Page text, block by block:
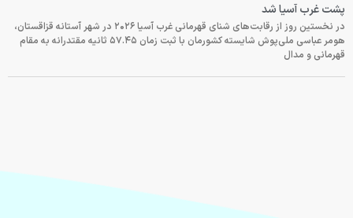
پشت غرب آسیا شد
در نخستین روز از رقابت‌های شنای قهرمانی غرب آسیا ۲۰۲۶ در شهر آستانه قزاقستان،
هومر عباسی ملی‌پوش شایسته کشورمان با ثبت زمان ۵۷.۴۵ ثانیه مقتدرانه به مقام
قهرمانی و مدال